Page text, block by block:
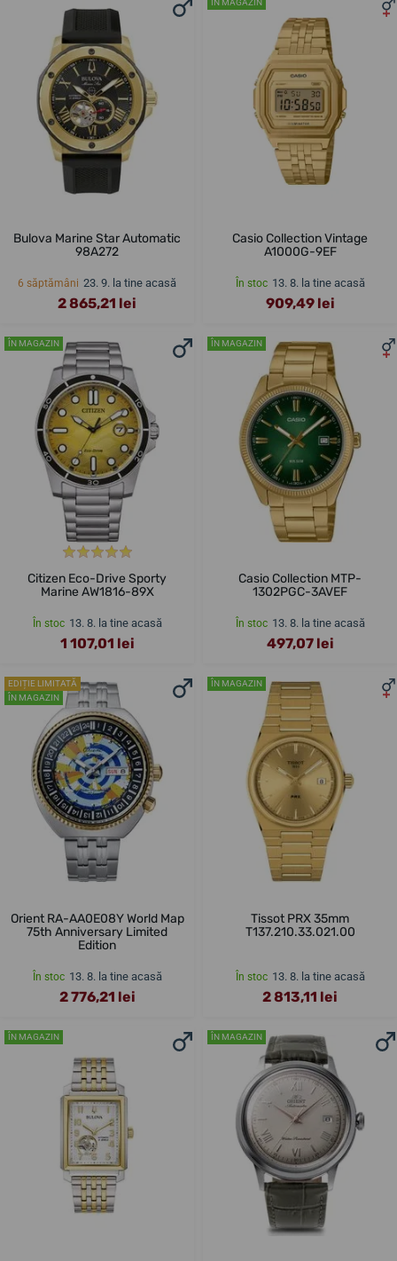
Bulova Marine Star Automatic
98A272
6 săptămâni 23. 9. la tine acasă
2 865,21 lei
ÎN MAGAZIN
Casio Collection Vintage
A1000G-9EF
În stoc 13. 8. la tine acasă
909,49 lei
ÎN MAGAZIN
Citizen Eco-Drive Sporty
Marine AW1816-89X
În stoc 13. 8. la tine acasă
1 107,01 lei
ÎN MAGAZIN
Casio Collection MTP-
1302PGC-3AVEF
În stoc 13. 8. la tine acasă
497,07 lei
EDIȚIE LIMITATĂ
ÎN MAGAZIN
Orient RA-AA0E08Y World Map
75th Anniversary Limited
Edition
În stoc 13. 8. la tine acasă
2 776,21 lei
ÎN MAGAZIN
Tissot PRX 35mm
T137.210.33.021.00
În stoc 13. 8. la tine acasă
2 813,11 lei
ÎN MAGAZIN ÎN MAGAZIN